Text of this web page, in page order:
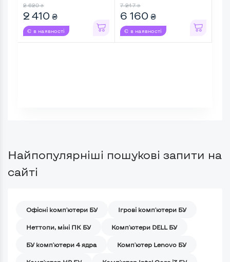
2 620 ₴
2 410 ₴
Є в наявності
7 247 ₴
6 160 ₴
Є в наявності
Найпопулярніші пошукові запити на
сайті
Офісні комп'ютери БУ Ігрові комп'ютери БУ
Неттопи, міні ПК БУ Комп'ютери DELL БУ
БУ комп'ютери 4 ядра Комп'ютер Lenovo БУ